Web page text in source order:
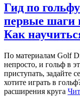
Гид по
первые шаги
Как
По материалам Golf
непросто, и гольф в
приступать, задайте
хотите играть в
расширения круга